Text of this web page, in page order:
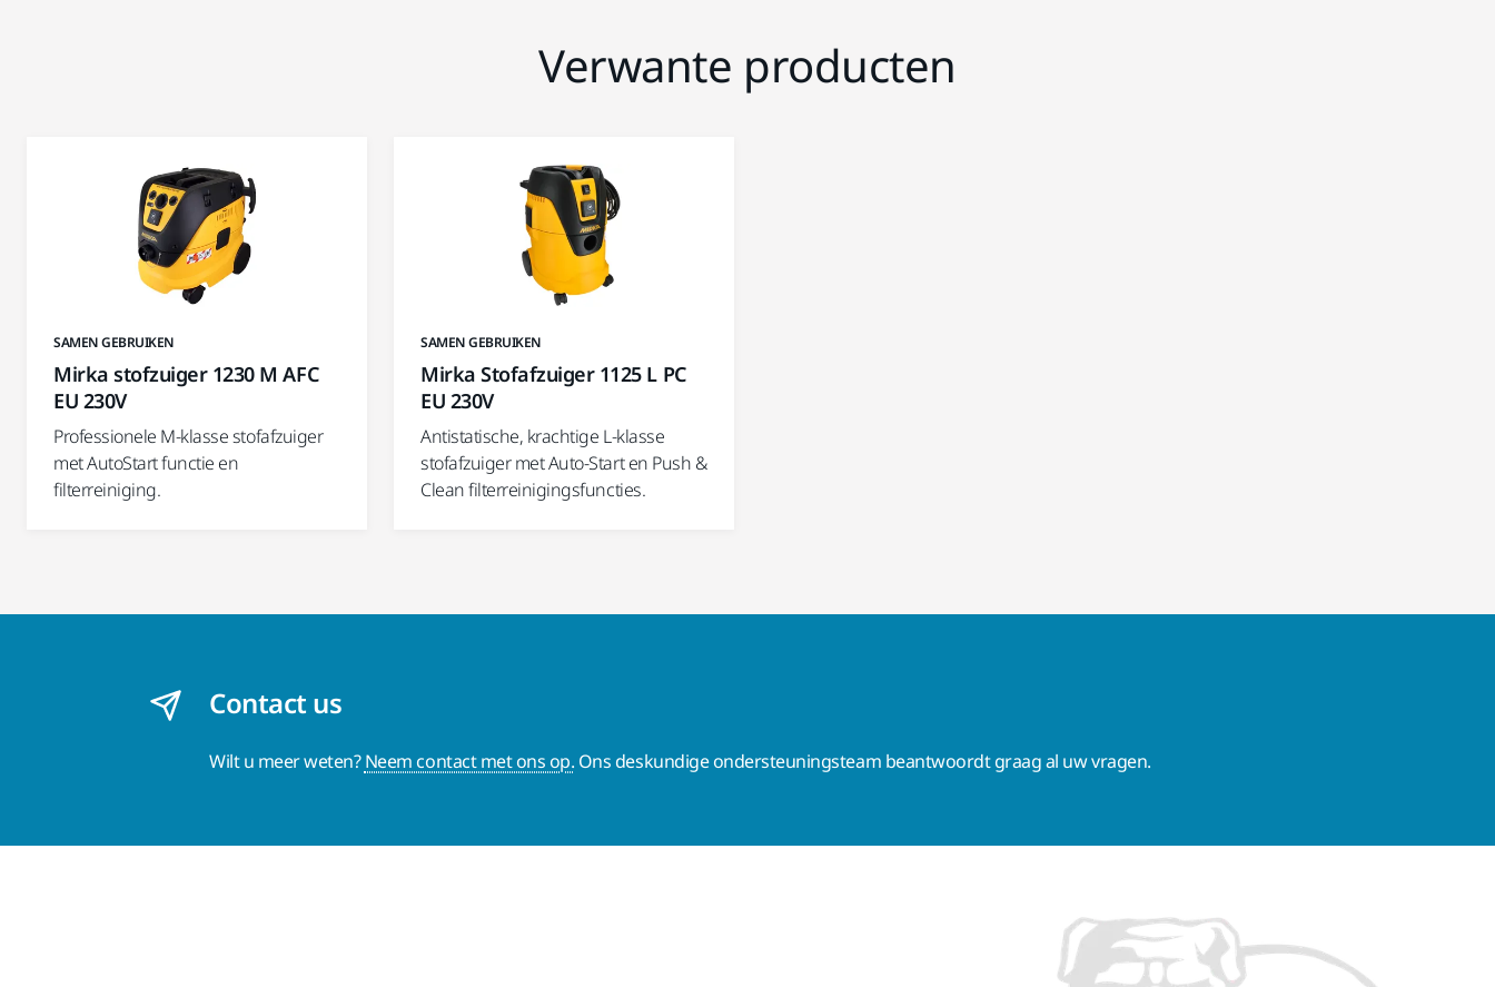
Verwante producten
SAMEN GEBRUIKEN
Mirka stofzuiger 1230 M AFC
EU 230V
Professionele M-klasse stofafzuiger
met AutoStart functie en
filterreiniging.
SAMEN GEBRUIKEN
Mirka Stofafzuiger 1125 L PC
EU 230V
Antistatische, krachtige L-klasse
stofafzuiger met Auto-Start en Push &
Clean filterreinigingsfuncties.
Contact us
Wilt u meer weten?Neem contact met ons op. Ons deskundige ondersteuningsteam beantwoordt graag al uw vragen.